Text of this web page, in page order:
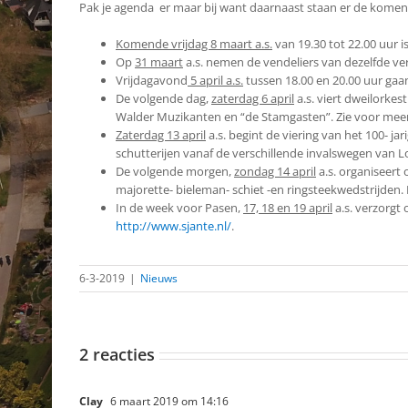
Pak je agenda er maar bij want daarnaast staan er de
Komende vrijdag 8 maart a.s.van 19.30 tot 22.00 uur
Op31 maarta.s. nemen de vendeliers van dezelfde
Vrijdagavond 5 april a.s.tussen 18.00 en 20.00 uur
De volgende dag,zaterdag 6 aprila.s. viert
Walder Muzikanten en “de Stamgasten”. Zie voor
Zaterdag 13 aprila.s. begint de viering van het 100-
schutterijen vanaf de verschillende invalswegen van
De volgende morgen,zondag 14 aprila.s. organiseert
majorette- bieleman- schiet -en
In de week voor Pasen, 17, 18 en 19 aprila.s. verzorgt
http://www.sjante.nl/.
6-3-2019 | Nieuws
2 reacties
Clay 6 maart 2019 om 14:16